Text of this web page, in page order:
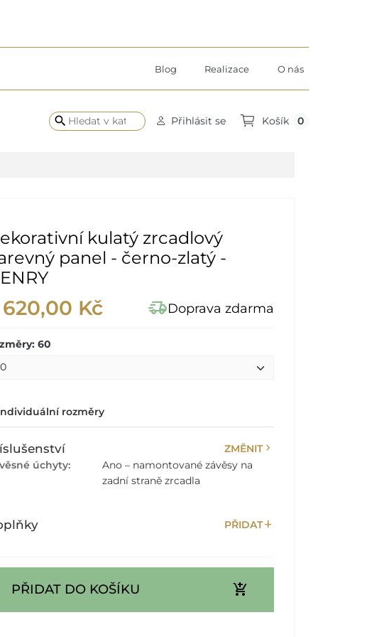
Blog Realizace O nás
search Přihlásit se Košík 0
kulatý zrcadlový
panel - černo-zlatý -
Kč delivery_truck_speedDoprava zdarma
60
rozměry
ZMĚNITchevron_right
úchyty:
Ano – namontované závěsy na
zadní straně zrcadla
PŘIDATadd
PŘIDAT DO KOŠÍKU add_shopping_cart